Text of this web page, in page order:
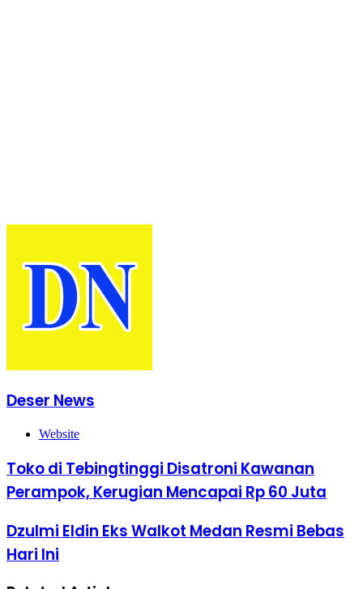
Deser News
Website
Toko di Tebingtinggi Disatroni Kawanan
Perampok, Kerugian Mencapai Rp 60 Juta
Dzulmi Eldin Eks Walkot Medan Resmi Bebas
Hari Ini